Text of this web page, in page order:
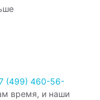
(499) 460-56-
время, и наши